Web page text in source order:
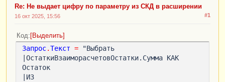
Re: Не выдает цифру по параметру из СКД в расширении
#1
16 окт 2025, 15:56
Код Выделить
Запрос.Текст = "Выбрать
|ОстаткиВзаиморасчетовОстатки.Сумма КАК
Остаток
|ИЗ